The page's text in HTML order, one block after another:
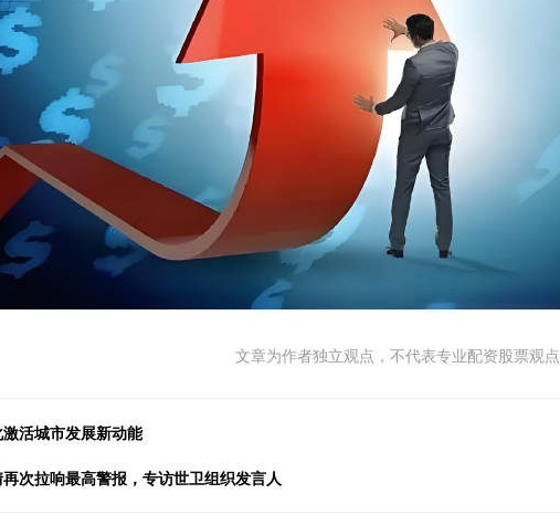
文章为作者独立观点，不代表专业配资股票观点
活城市发展新动能
次拉响最高警报，专访世卫组织发言人